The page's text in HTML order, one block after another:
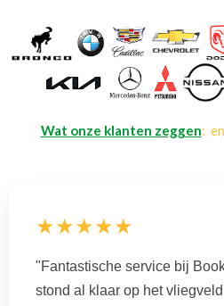
Wat onze klanten zeggen: en
★★★★★
"Fantastische service bij
stond al klaar op het